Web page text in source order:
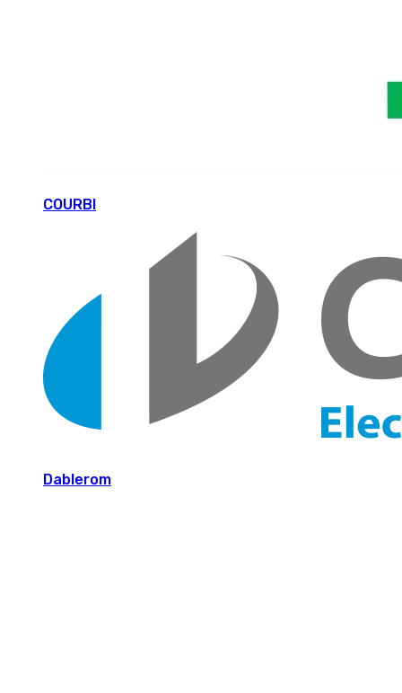
COURBI
Dablerom